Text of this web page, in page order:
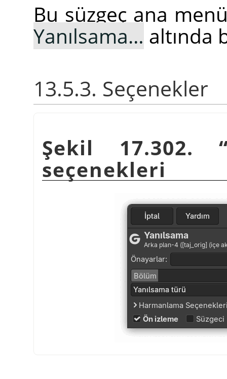
Bu süzgeç ana
Yanılsama… altında
13.5.3. Seçenekler
Şekil 17.302.
seçenekleri